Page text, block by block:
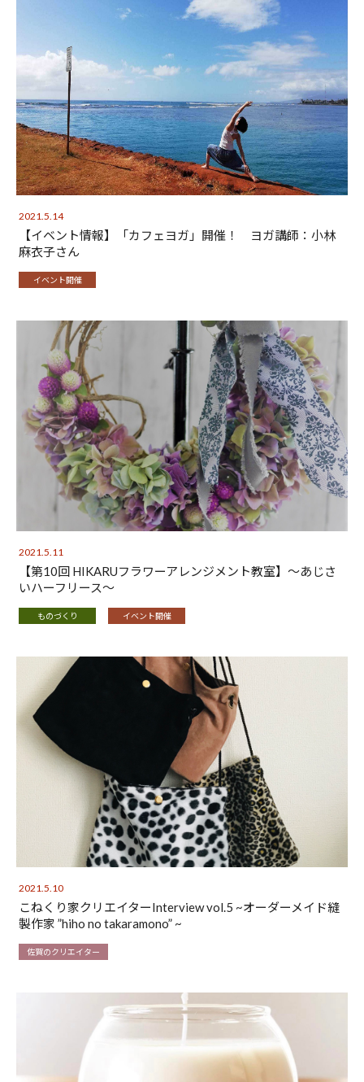
2021.5.14
【イベント情報】「カフェヨガ」開催！ ヨガ講師：小林
麻衣子さん
イベント開催
2021.5.11
【第10回 HIKARUフラワーアレンジメント教室】～あじさ
いハーフリース～
ものづくり イベント開催
2021.5.10
こねくり家クリエイターInterview vol.5 ~オーダーメイド縫
製作家 ”hiho no takaramono” ~
佐賀のクリエイター